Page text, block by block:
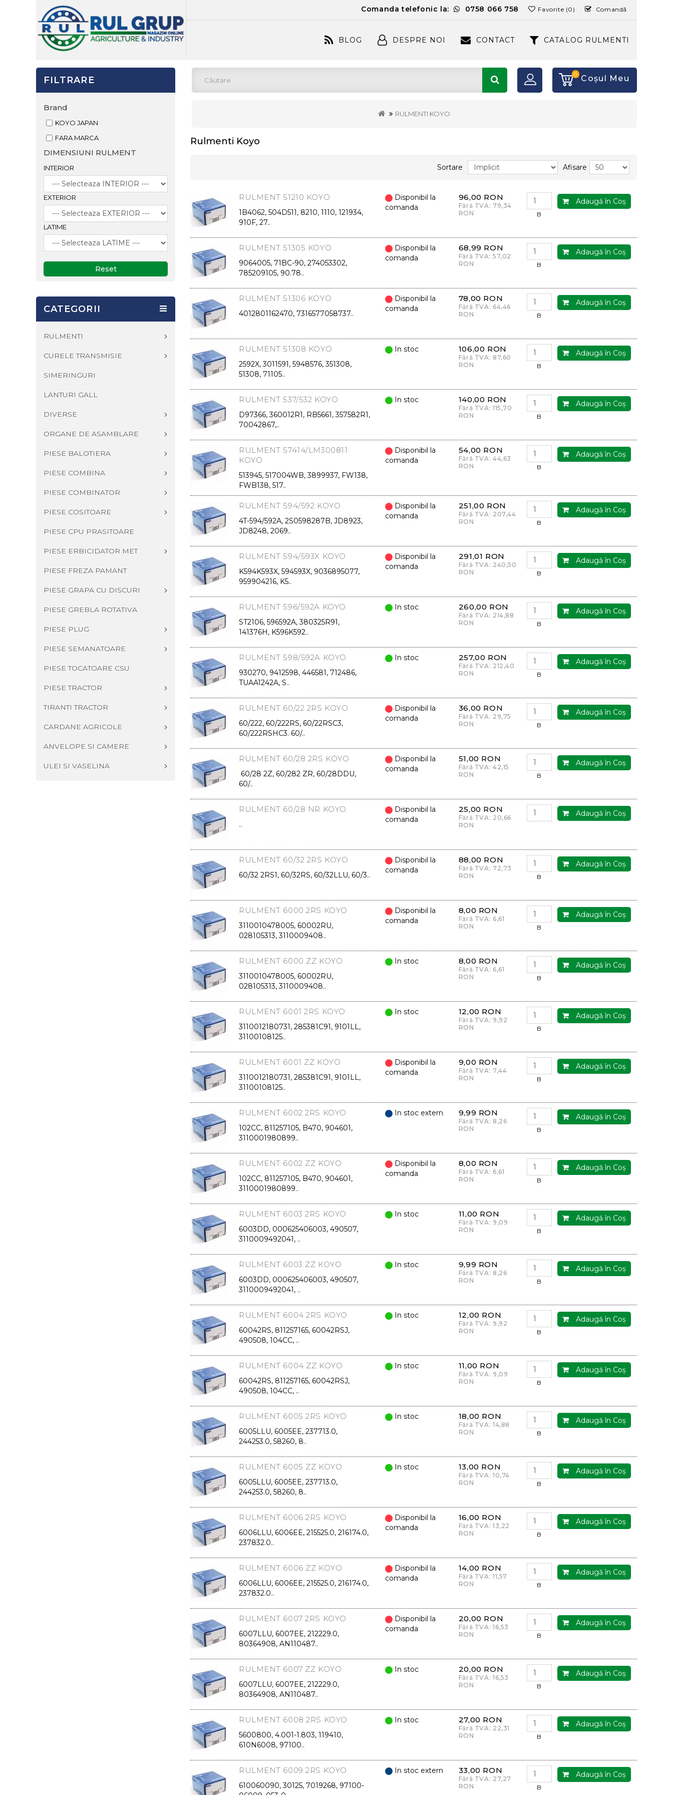
Comanda telefonic la: 0758 066 758 Favorite (0) Comandă
BLOG DESPRE NOI CONTACT CATALOG RULMENTI
0 Coşul Meu
RULMENTI KOYO
FILTRARE
Brand
KOYO JAPAN
FARA MARCA
DIMENSIUNI RULMENT
INTERIOR
EXTERIOR
LATIME
Reset
CATEGORII
RULMENTI
CURELE TRANSMISIE
SIMERINGURI
LANTURI GALL
DIVERSE
ORGANE DE ASAMBLARE
PIESE BALOTIERA
PIESE COMBINA
PIESE COMBINATOR
PIESE COSITOARE
PIESE CPU PRASITOARE
PIESE ERBICIDATOR MET
PIESE FREZA PAMANT
PIESE GRAPA CU DISCURI
PIESE GREBLA ROTATIVA
PIESE PLUG
PIESE SEMANATOARE
PIESE TOCATOARE CSU
PIESE TRACTOR
TIRANTI TRACTOR
CARDANE AGRICOLE
ANVELOPE SI CAMERE
ULEI SI VASELINA
Rulmenti Koyo
Sortare Afisare
RULMENT 51210 KOYO
1B4062, 504D511, 8210, 1110, 121934,
910F, 27..
Disponibil la
comanda
96,00 RON
Fără TVA: 79,34
RON
Adaugă în Coş
B
RULMENT 51305 KOYO
9064005, 71BC-90, 274053302,
785209105, 90.78..
Disponibil la
comanda
68,99 RON
Fără TVA: 57,02
RON
Adaugă în Coş
B
RULMENT 51306 KOYO
4012801162470, 7316577058737..
Disponibil la
comanda
78,00 RON
Fără TVA: 64,46
RON
Adaugă în Coş
B
RULMENT 51308 KOYO
2592X, 3011591, 5948576, 351308,
51308, 71105..
In stoc 106,00 RON
Fără TVA: 87,60
RON
Adaugă în Coş
B
RULMENT 537/532 KOYO
D97366, 360012R1, RB5661, 357582R1,
70042867,..
In stoc 140,00 RON
Fără TVA: 115,70
RON
Adaugă în Coş
B
RULMENT 57414/LM300811
KOYO
513945, 517004WB, 3899937, FW138,
FWB138, 517..
Disponibil la
comanda
54,00 RON
Fără TVA: 44,63
RON
Adaugă în Coş
B
RULMENT 594/592 KOYO
4T-594/592A, 2S0598287B, JD8923,
JD8248, 2069..
Disponibil la
comanda
251,00 RON
Fără TVA: 207,44
RON
Adaugă în Coş
B
RULMENT 594/593X KOYO
K594K593X, 594593X, 9036895077,
959904216, K5..
Disponibil la
comanda
291,01 RON
Fără TVA: 240,50
RON
Adaugă în Coş
B
RULMENT 596/592A KOYO
ST2106, 596592A, 380325R91,
141376H, K596K592..
In stoc 260,00 RON
Fără TVA: 214,88
RON
Adaugă în Coş
B
RULMENT 598/592A KOYO
930270, 9412598, 446581, 712486,
TUAA1242A, S..
In stoc 257,00 RON
Fără TVA: 212,40
RON
Adaugă în Coş
B
RULMENT 60/22 2RS KOYO
60/222, 60/222RS, 60/22RSC3,
60/222RSHC3. 60/..
Disponibil la
comanda
36,00 RON
Fără TVA: 29,75
RON
Adaugă în Coş
B
RULMENT 60/28 2RS KOYO
60/28 2Z, 60/282 ZR, 60/28DDU,
60/..
Disponibil la
comanda
51,00 RON
Fără TVA: 42,15
RON
Adaugă în Coş
B
RULMENT 60/28 NR KOYO
..
Disponibil la
comanda
25,00 RON
Fără TVA: 20,66
RON
Adaugă în Coş
RULMENT 60/32 2RS KOYO
60/32 2RS1, 60/32RS, 60/32LLU, 60/3..
Disponibil la
comanda
88,00 RON
Fără TVA: 72,73
RON
Adaugă în Coş
B
RULMENT 6000 2RS KOYO
3110010478005, 60002RU,
028105313, 3110009408..
Disponibil la
comanda
8,00 RON
Fără TVA: 6,61
RON
Adaugă în Coş
B
RULMENT 6000 ZZ KOYO
3110010478005, 60002RU,
028105313, 3110009408..
In stoc 8,00 RON
Fără TVA: 6,61
RON
Adaugă în Coş
B
RULMENT 6001 2RS KOYO
3110012180731, 285381C91, 9101LL,
31100108125..
In stoc 12,00 RON
Fără TVA: 9,92
RON
Adaugă în Coş
B
RULMENT 6001 ZZ KOYO
3110012180731, 285381C91, 9101LL,
31100108125..
Disponibil la
comanda
9,00 RON
Fără TVA: 7,44
RON
Adaugă în Coş
B
RULMENT 6002 2RS KOYO
102CC, 811257105, B470, 904601,
3110001980899..
In stoc extern 9,99 RON
Fără TVA: 8,26
RON
Adaugă în Coş
B
RULMENT 6002 ZZ KOYO
102CC, 811257105, B470, 904601,
3110001980899..
Disponibil la
comanda
8,00 RON
Fără TVA: 6,61
RON
Adaugă în Coş
B
RULMENT 6003 2RS KOYO
6003DD, 000625406003, 490507,
3110009492041, ..
In stoc 11,00 RON
Fără TVA: 9,09
RON
Adaugă în Coş
B
RULMENT 6003 ZZ KOYO
6003DD, 000625406003, 490507,
3110009492041, ..
In stoc 9,99 RON
Fără TVA: 8,26
RON
Adaugă în Coş
B
RULMENT 6004 2RS KOYO
60042RS, 811257165, 60042RSJ,
490508, 104CC, ..
In stoc 12,00 RON
Fără TVA: 9,92
RON
Adaugă în Coş
B
RULMENT 6004 ZZ KOYO
60042RS, 811257165, 60042RSJ,
490508, 104CC, ..
In stoc 11,00 RON
Fără TVA: 9,09
RON
Adaugă în Coş
B
RULMENT 6005 2RS KOYO
6005LLU, 6005EE, 237713.0,
244253.0, 58260, 8..
In stoc 18,00 RON
Fără TVA: 14,88
RON
Adaugă în Coş
B
RULMENT 6005 ZZ KOYO
6005LLU, 6005EE, 237713.0,
244253.0, 58260, 8..
In stoc 13,00 RON
Fără TVA: 10,74
RON
Adaugă în Coş
B
RULMENT 6006 2RS KOYO
6006LLU, 6006EE, 215525.0, 216174.0,
237832.0..
Disponibil la
comanda
16,00 RON
Fără TVA: 13,22
RON
Adaugă în Coş
B
RULMENT 6006 ZZ KOYO
6006LLU, 6006EE, 215525.0, 216174.0,
237832.0..
Disponibil la
comanda
14,00 RON
Fără TVA: 11,57
RON
Adaugă în Coş
B
RULMENT 6007 2RS KOYO
6007LLU, 6007EE, 212229.0,
80364908, AN110487..
Disponibil la
comanda
20,00 RON
Fără TVA: 16,53
RON
Adaugă în Coş
B
RULMENT 6007 ZZ KOYO
6007LLU, 6007EE, 212229.0,
80364908, AN110487..
In stoc 20,00 RON
Fără TVA: 16,53
RON
Adaugă în Coş
B
RULMENT 6008 2RS KOYO
5600800, 4.001-1.803, 119410,
610N6008, 97100..
In stoc 27,00 RON
Fără TVA: 22,31
RON
Adaugă în Coş
B
RULMENT 6009 2RS KOYO
610060090, 30125, 7019268, 97100-
In stoc extern 33,00 RON
Fără TVA: 27,27
RON
Adaugă în Coş
B